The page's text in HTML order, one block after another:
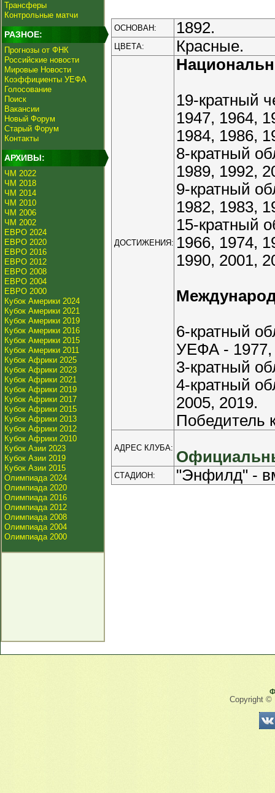
Трансферы
Контрольные матчи
РАЗНОЕ:
Прогнозы от ФНК
Российские новости
Мировые Новости
Коэффициенты УЕФА
Голосование
Поиск
Вакансии
Новый Форум
Старый Форум
Контакты
АРХИВЫ:
ЧМ 2022
ЧМ 2018
ЧМ 2014
ЧМ 2010
ЧМ 2006
ЧМ 2002
ЕВРО 2024
ЕВРО 2020
ЕВРО 2016
ЕВРО 2012
ЕВРО 2008
ЕВРО 2004
ЕВРО 2000
Кубок Америки 2024
Кубок Америки 2021
Кубок Америки 2019
Кубок Америки 2016
Кубок Америки 2015
Кубок Америки 2011
Кубок Африки 2025
Кубок Африки 2023
Кубок Африки 2021
Кубок Африки 2019
Кубок Африки 2017
Кубок Африки 2015
Кубок Африки 2013
Кубок Африки 2012
Кубок Африки 2010
Кубок Азии 2023
Кубок Азии 2019
Кубок Азии 2015
Олимпиада 2024
Олимпиада 2020
Олимпиада 2016
Олимпиада 2012
Олимпиада 2008
Олимпиада 2004
Олимпиада 2000
ОСНОВАН: 1892.
ЦВЕТА: Красные.
ДОСТИЖЕНИЯ:
19-кратный
1947, 1964,
1984, 1986,
8-кратный
1989, 1992,
9-кратный
1982, 1983,
15-кратный
1966, 1974,
1990, 2001,
6-кратный
УЕФА - 1977,
3-кратный
4-кратный
2005, 2019.
Победитель
АДРЕС КЛУБА:
СТАДИОН: "Энфилд" -
Copyright ©